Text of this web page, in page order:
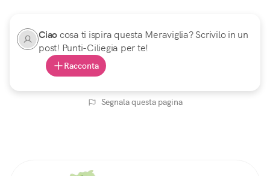
Ciaocosa ti ispira questa Meraviglia? Scrivilo in un
post! Punti-Ciliegia per te!
Racconta
Segnala questa pagina